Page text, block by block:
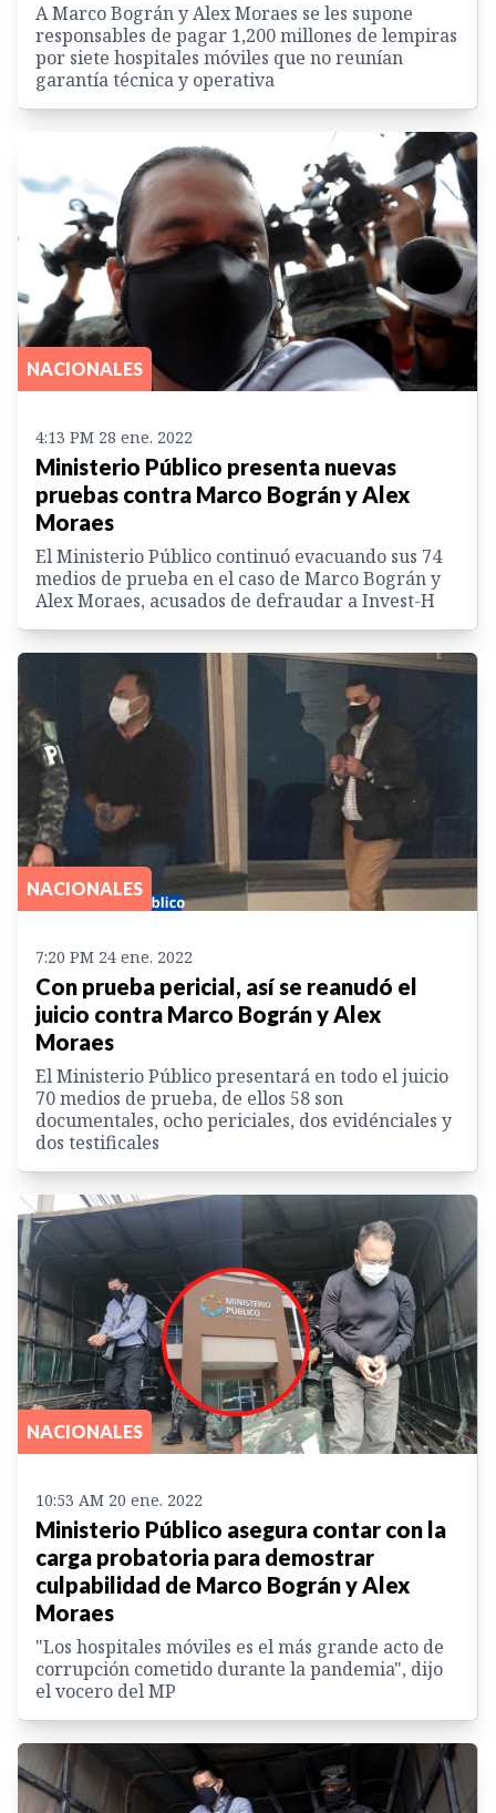
A Marco Bográn y Alex Moraes se les supone
responsables de pagar 1,200 millones de lempiras
por siete hospitales móviles que no reunían
garantía técnica y operativa
NACIONALES
4:13 PM 28 ene. 2022
Ministerio Público presenta nuevas
pruebas contra Marco Bográn y Alex
Moraes
El Ministerio Público continuó evacuando sus 74
medios de prueba en el caso de Marco Bográn y
Alex Moraes, acusados de defraudar a Invest-H
NACIONALES
7:20 PM 24 ene. 2022
Con prueba pericial, así se reanudó el
juicio contra Marco Bográn y Alex
Moraes
El Ministerio Público presentará en todo el juicio
70 medios de prueba, de ellos 58 son
documentales, ocho periciales, dos evidénciales y
dos testificales
NACIONALES
10:53 AM 20 ene. 2022
Ministerio Público asegura contar con la
carga probatoria para demostrar
culpabilidad de Marco Bográn y Alex
Moraes
"Los hospitales móviles es el más grande acto de
corrupción cometido durante la pandemia", dijo
el vocero del MP